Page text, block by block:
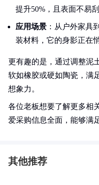
提升50%，且表面不易刮
应用场景 ：从户外家具
装材料，它的身影正在
更有趣的是，通过调整
软如橡胶或硬如陶瓷，满
想象力。
各位老板想要了解更多相
爱采购信息全面，能够满
其他推荐